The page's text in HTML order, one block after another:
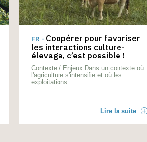
FR - Coopérer pour favoriser
les interactions culture-
élevage, c’est possible !
Contexte / Enjeux Dans un contexte où
l'agriculture s'intensifie et où les
exploitations...
Lire la suite